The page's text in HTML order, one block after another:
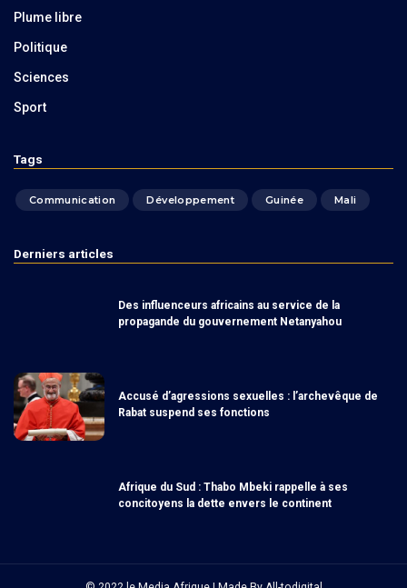
Plume libre
Politique
Sciences
Sport
Tags
Communication Développement Guinée Mali
Derniers articles
Des influenceurs africains au service de la
propagande du gouvernement Netanyahou
Accusé d’agressions sexuelles : l’archevêque de
Rabat suspend ses fonctions
Afrique du Sud : Thabo Mbeki rappelle à ses
concitoyens la dette envers le continent